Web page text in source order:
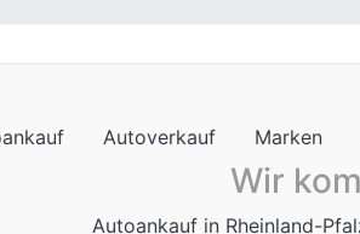
Wir
Autoankauf in Rheinland-